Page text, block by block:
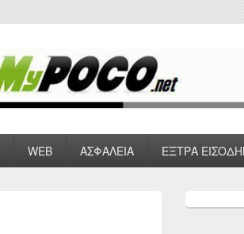
WEB ΑΣΦΑΛΕΙΑ ΕΞΤΡΑ
Sidebar